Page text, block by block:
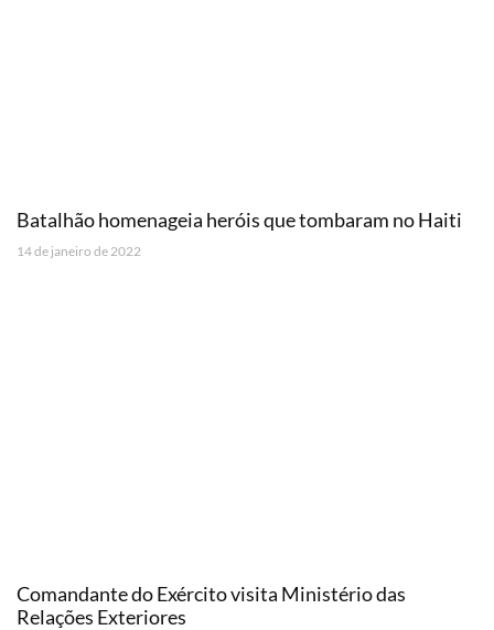
Batalhão homenageia heróis que tombaram no Haiti
14 de janeiro de 2022
Comandante do Exército visita Ministério das
Relações Exteriores